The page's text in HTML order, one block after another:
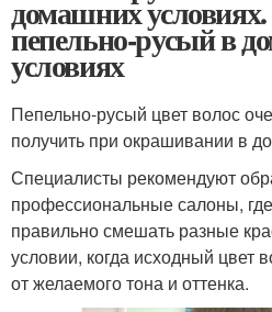
домашних
пепельно-русый в
условиях
Пепельно-русый цвет волос
получить при окрашивании в
Специалисты рекомендуют
профессиональные салоны,
правильно смешать разные
условии, когда исходный цвет
от желаемого тона и оттенка.